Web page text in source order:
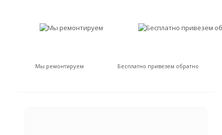
Мы ремонтируем Бесплатно привезем обратно